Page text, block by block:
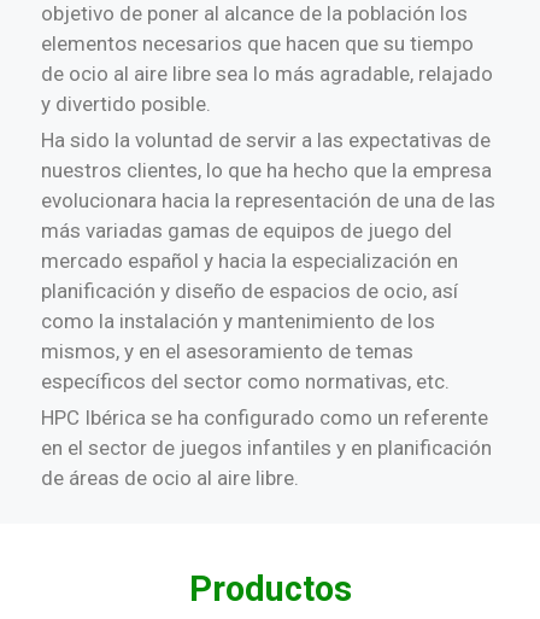
objetivo de poner al alcance de la población los
elementos necesarios que hacen que su tiempo
de ocio al aire libre sea lo más agradable, relajado
y divertido posible.
Ha sido la voluntad de servir a las expectativas de
nuestros clientes, lo que ha hecho que la empresa
evolucionara hacia la representación de una de las
más variadas gamas de equipos de juego del
mercado español y hacia la especialización en
planificación y diseño de espacios de ocio, así
como la instalación y mantenimiento de los
mismos, y en el asesoramiento de temas
específicos del sector como normativas, etc.
HPC Ibérica se ha configurado como un referente
en el sector de juegos infantiles y en planificación
de áreas de ocio al aire libre.
Productos